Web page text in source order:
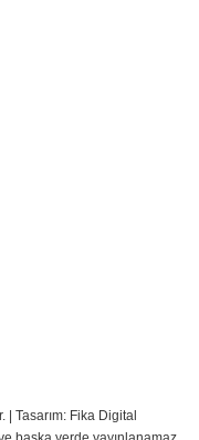
| Tasarım: Fika Digital